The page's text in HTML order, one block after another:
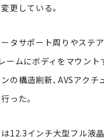
更している。
タサポート周りやステ
ームにボディをマウント
の構造刷新、AVSアクチ
った。
12.3インチ大型フル液